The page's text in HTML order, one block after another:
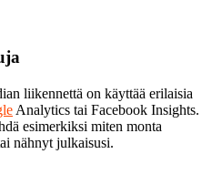
liikennettä on käyttää erilaisia
Analytics tai Facebook Insights.
esimerkiksi miten monta
nähnyt julkaisusi.